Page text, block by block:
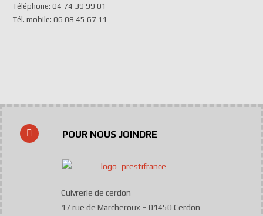
Téléphone: 04 74 39 99 01
Tél. mobile: 06 08 45 67 11
POUR NOUS JOINDRE
Cuivrerie de cerdon
17 rue de Marcheroux – 01450 Cerdon